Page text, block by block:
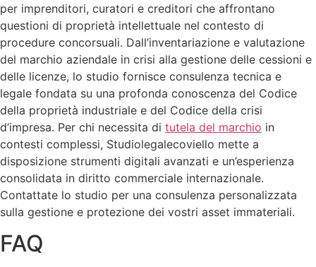
per imprenditori, curatori e creditori che affrontano
questioni di proprietà intellettuale nel contesto di
procedure concorsuali. Dall’inventariazione e valutazione
del marchio aziendale in crisi alla gestione delle cessioni e
delle licenze, lo studio fornisce consulenza tecnica e
legale fondata su una profonda conoscenza del Codice
della proprietà industriale e del Codice della crisi
d’impresa. Per chi necessita di tutela del marchio in
contesti complessi, Studiolegalecoviello mette a
disposizione strumenti digitali avanzati e un’esperienza
consolidata in diritto commerciale internazionale.
Contattate lo studio per una consulenza personalizzata
sulla gestione e protezione dei vostri asset immateriali.
FAQ